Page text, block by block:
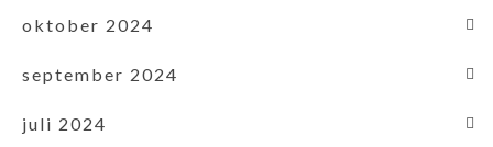
oktober 2024
september 2024
juli 2024